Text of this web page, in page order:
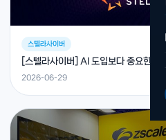
스텔라사이버
[스텔라사이버] AI 도입보다 중요한 것
2026-06-29